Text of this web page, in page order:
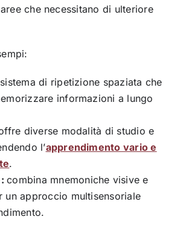
che necessitano di ulteriore
di ripetizione spaziata che
informazioni a lungo
diverse modalità di studio e
l’apprendimento vario e
.
combina mnemoniche visive e
un approccio multisensoriale